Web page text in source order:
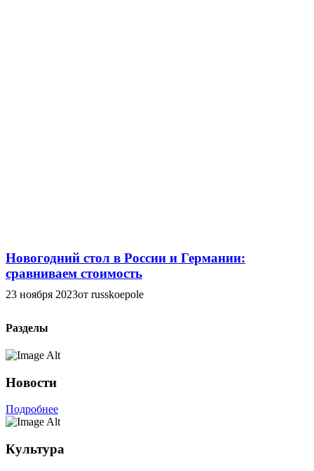
Новогодний стол в России и Германии:
сравниваем стоимость
23 ноября 2023от russkoepole
Разделы
Новости
Подробнее
Культура